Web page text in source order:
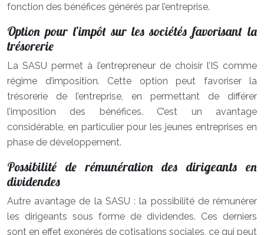
fonction des bénéfices générés par l’entreprise.
Option pour l’impôt sur les sociétés favorisant la
trésorerie
La SASU permet à l’entrepreneur de choisir l’IS comme
régime d’imposition. Cette option peut favoriser la
trésorerie de l’entreprise, en permettant de différer
l’imposition des bénéfices. C’est un avantage
considérable, en particulier pour les jeunes entreprises en
phase de développement.
Possibilité de rémunération des dirigeants en
dividendes
Autre avantage de la SASU : la possibilité de rémunérer
les dirigeants sous forme de dividendes. Ces derniers
sont en effet exonérés de cotisations sociales, ce qui peut